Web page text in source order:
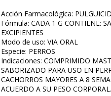
Acción Farmacológica:
Fórmula: CADA 1 G CONTIENE:
EXCIPIENTES
Modo de uso: VIA ORAL
Especie: PERROS
Indicaciones: COMPRIMIDO
SABORIZADO PARA USO EN
CACHORROS MAYORES A 8
ACUERDO A SU PESO